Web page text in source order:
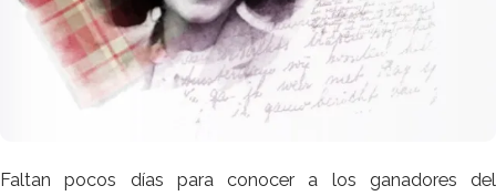
Faltan pocos días para conocer a los ganadores del